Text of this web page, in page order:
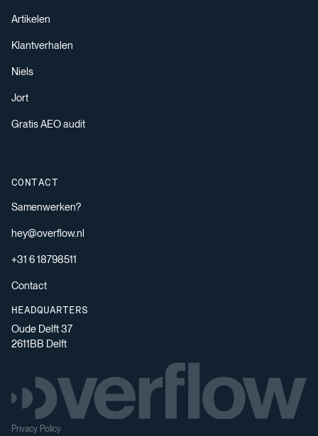
Artikelen
Klantverhalen
Niels
Jort
Gratis AEO audit
CONTACT
Samenwerken?
hey@overflow.nl
+31 6 18798511
Contact
HEADQUARTERS
Oude Delft 37
2611BB Delft
Privacy Policy